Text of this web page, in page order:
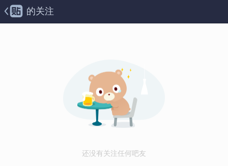
的关注
还没有关注任何吧友